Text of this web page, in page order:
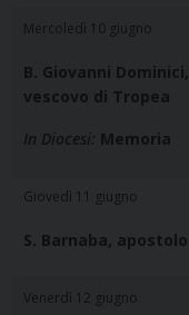
Mercoledì 10 giugno
B. Giovanni Dominici,
vescovo di Tropea
In Diocesi: Memoria
Giovedì 11 giugno
S. Barnaba, apostolo
Venerdì 12 giugno